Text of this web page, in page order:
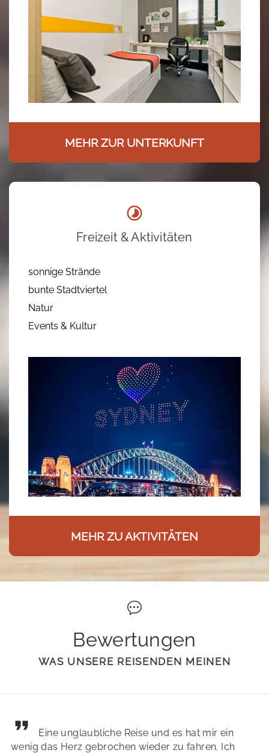
MEHR ZUR UNTERKUNFT
Freizeit & Aktivitäten
sonnige Strände
bunte Stadtviertel
Natur
Events & Kultur
MEHR ZU AKTIVITÄTEN
Bewertungen
WAS UNSERE REISENDEN MEINEN
Eine unglaubliche Reise und es hat mir ein
wenig das Herz gebrochen wieder zu fahren. Ich